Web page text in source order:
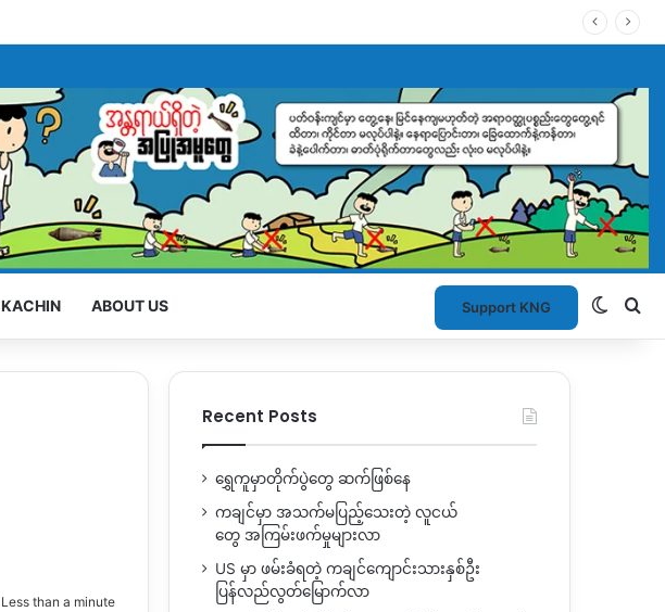
KACHIN ABOUT US Support KNG
Less than a minute
Recent Posts
ရွှေကူမှာတိုက်ပွဲတွေ ဆက်ဖြစ်နေ
ကချင်မှာ အသက်မပြည့်သေးတဲ့ လူငယ်
တွေ အကြမ်းဖက်မှုများလာ
US မှာ ဖမ်းခံရတဲ့ ကချင်ကျောင်းသားနှစ်ဦး
ပြန်လည်လွတ်မြောက်လာ